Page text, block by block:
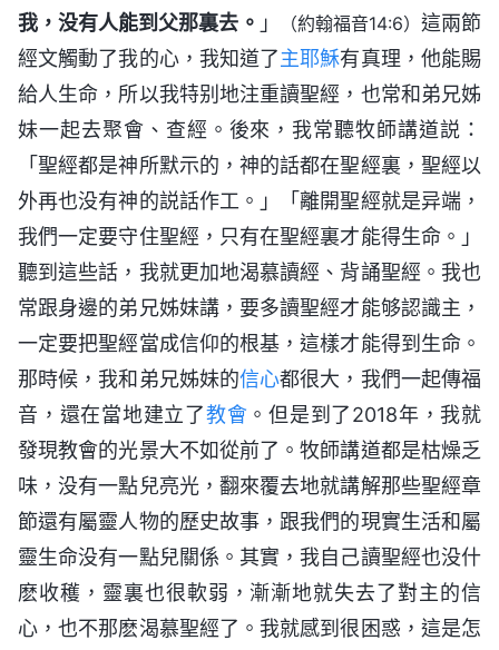
我，没有人能到父那裏去。 」 （約翰福音14:6） 這兩節
經文觸動了我的心，我知道了主耶穌有真理，他能賜
給人生命，所以我特别地注重讀聖經，也常和弟兄姊
妹一起去聚會、查經。後來，我常聽牧師講道説：
「聖經都是神所默示的，神的話都在聖經裏，聖經以
外再也没有神的説話作工。」「離開聖經就是异端，
我們一定要守住聖經，只有在聖經裏才能得生命。」
聽到這些話，我就更加地渴慕讀經、背誦聖經。我也
常跟身邊的弟兄姊妹講，要多讀聖經才能够認識主，
一定要把聖經當成信仰的根基，這樣才能得到生命。
那時候，我和弟兄姊妹的信心都很大，我們一起傳福
音，還在當地建立了教會 。但是到了2018年，我就
發現教會的光景大不如從前了。牧師講道都是枯燥乏
味，没有一點兒亮光，翻來覆去地就講解那些聖經章
節還有屬靈人物的歷史故事，跟我們的現實生活和屬
靈生命没有一點兒關係。其實，我自己讀聖經也没什
麽收穫，靈裏也很軟弱，漸漸地就失去了對主的信
心，也不那麽渴慕聖經了。我就感到很困惑，這是怎